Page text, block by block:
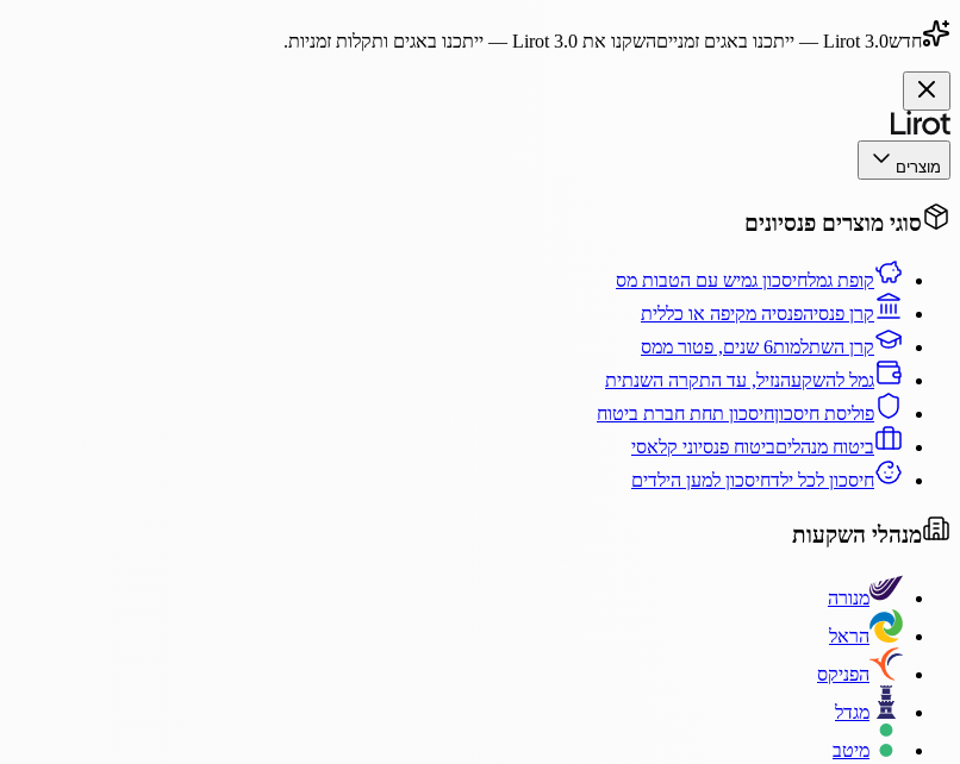
חדשLirot 3.0 — ייתכנו באגים זמנייםהשקנו את Lirot 3.0 — ייתכנו באגים ותקלות זמניות.
מוצרים
סוגי מוצרים פנסיונים
קופת גמלחיסכון גמיש עם הטבות מס
קרן פנסיהפנסיה מקיפה או כללית
קרן השתלמות6 שנים, פטור ממס
גמל להשקעהנזיל, עד התקרה השנתית
פוליסת חיסכוןחיסכון תחת חברת ביטוח
ביטוח מנהליםביטוח פנסיוני קלאסי
חיסכון לכל ילדחיסכון למען הילדים
מנהלי השקעות
מנורה
הראל
הפניקס
מגדל
מיטב